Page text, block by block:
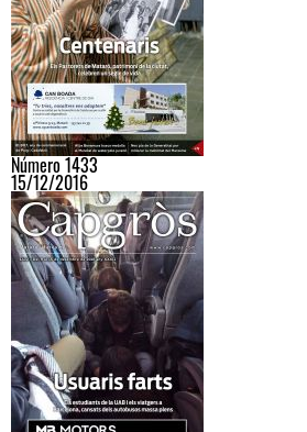
Número 1433
15/12/2016